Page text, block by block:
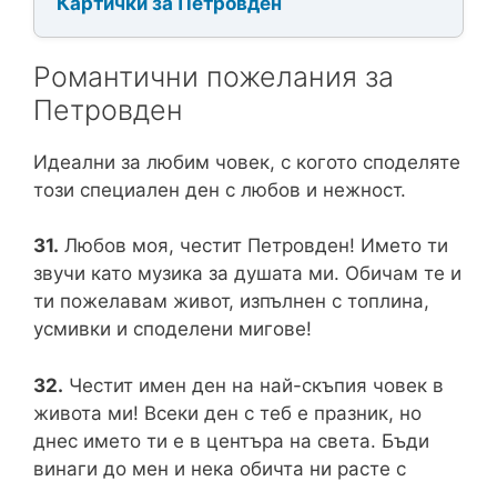
Романтични пожелания за
Петровден
Идеални за любим човек, с когото споделяте
този специален ден с любов и нежност.
31. Любов моя, честит Петровден! Името ти
звучи като музика за душата ми. Обичам те и
ти пожелавам живот, изпълнен с топлина,
усмивки и споделени мигове!
32. Честит имен ден на най-скъпия човек в
живота ми! Всеки ден с теб е празник, но
днес името ти е в центъра на света. Бъди
винаги до мен и нека обичта ни расте с